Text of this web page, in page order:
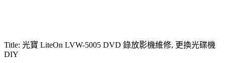
Title: 光寶 LiteOn LVW-5005 DVD 錄放影機維修, 更換光碟機
DIY